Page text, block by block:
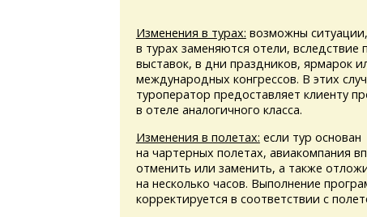
Изменения в турах: возможны
в турах заменяются отели, вследствие
выставок, в дни праздников, ярмарок
международных конгрессов. В этих
туроператор предоставляет клиенту
в отеле аналогичного класса.
Изменения в полетах: если тур основан
на чартерных полетах, авиакомпания
отменить или заменить, а также
на несколько часов. Выполнение
корректируется в соответствии с